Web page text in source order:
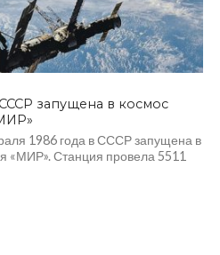
запущена в космос
1986 года в СССР запущена в
«МИР». Станция провела 5511